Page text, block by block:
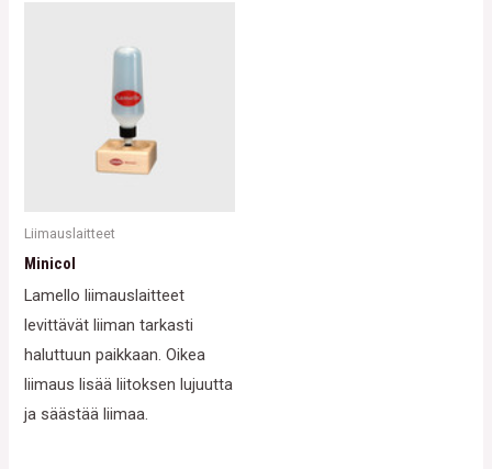
Liimauslaitteet
Minicol
Lamello liimauslaitteet
levittävät liiman tarkasti
haluttuun paikkaan. Oikea
liimaus lisää liitoksen lujuutta
ja säästää liimaa.